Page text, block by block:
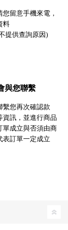
留意手機來電，
料
提供查詢原因)
與您聯繫
繫您再次確認款
資訊，並進行商品
成立與否須由商
表訂單一定成立